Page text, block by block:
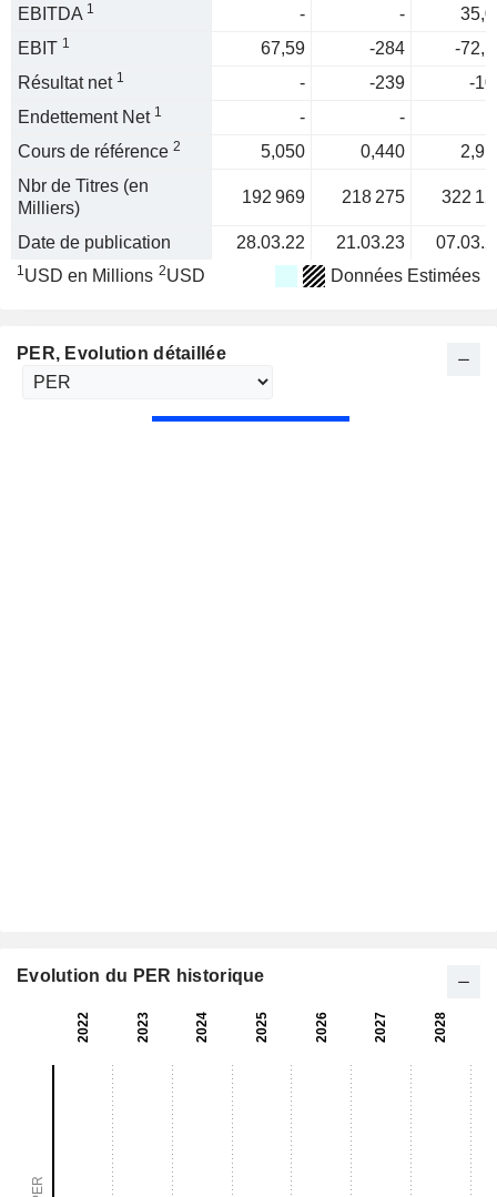
EBITDA 1 - -
EBIT 1 67,59 -284
-
Résultat net 1 - -239
-
Endettement Net 1 -
-
Cours de référence 2 5,050 0,440
Nbr de Titres (en
Milliers)
192 969 218 275 322
Date de publication 28.03.22 21.03.23
1USD en Millions 2USD Données Estimées
PER, Evolution détaillée
Evolution du PER historique